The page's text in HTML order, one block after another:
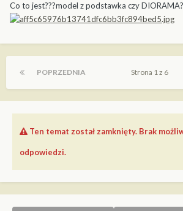
Co to jest???model z podstawka czy DIORAMA?
POPRZEDNIA Strona 1 z 6
Ten temat został zamknięty. Brak
odpowiedzi.